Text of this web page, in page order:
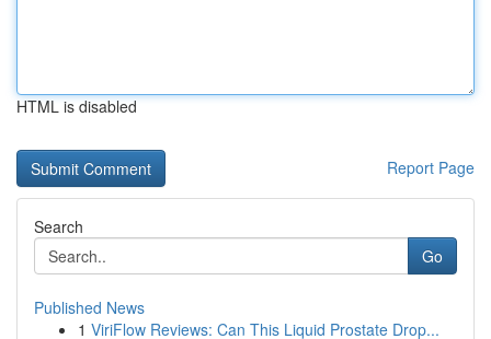
HTML is disabled
Report Page
Search
Go
Published News
1 ViriFlow Reviews: Can This Liquid Prostate Drop...